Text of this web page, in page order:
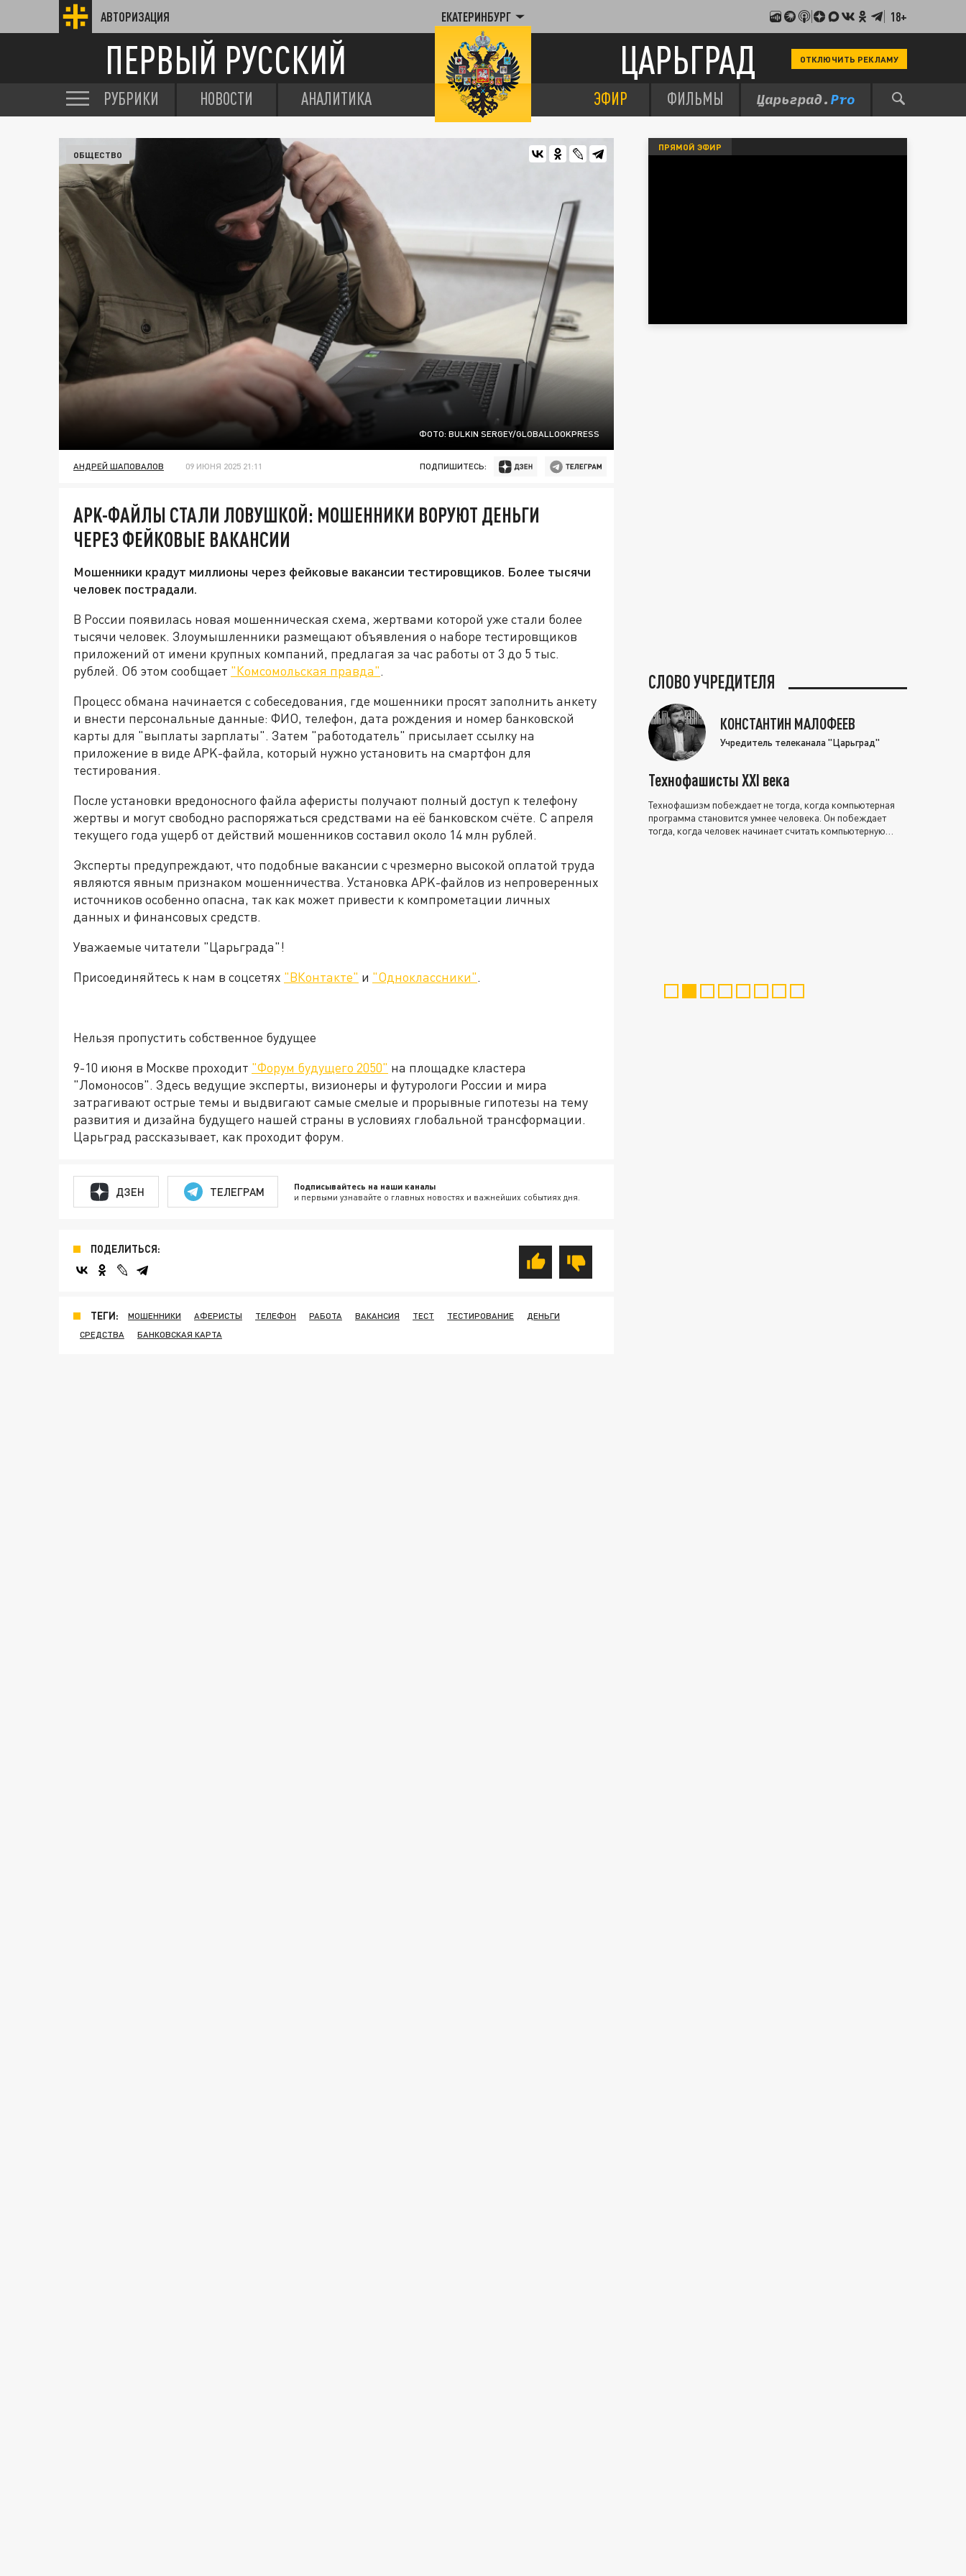
АВТОРИЗАЦИЯ ЕКАТЕРИНБУРГ 18+
ПЕРВЫЙ РУССКИЙ ЦАРЬГРАД ОТКЛЮЧИТЬ РЕКЛАМУ
РУБРИКИ НОВОСТИ АНАЛИТИКА ЭФИР ФИЛЬМЫ
ФОТО: BULKIN SERGEY/GLOBALLOOKPRESS
ОБЩЕСТВО
АНДРЕЙ ШАПОВАЛОВ 09 ИЮНЯ 2025 21:11 ПОДПИШИТЕСЬ:
APK-ФАЙЛЫ СТАЛИ ЛОВУШКОЙ: МОШЕННИКИ ВОРУЮТ ДЕНЬГИ
ЧЕРЕЗ ФЕЙКОВЫЕ ВАКАНСИИ
Мошенники крадут миллионы через фейковые вакансии тестировщиков. Более тысячи
человек пострадали.
В России появилась новая мошенническая схема, жертвами которой уже стали более
тысячи человек. Злоумышленники размещают объявления о наборе тестировщиков
приложений от имени крупных компаний, предлагая за час работы от 3 до 5 тыс.
рублей. Об этом сообщает "Комсомольская правда".
Процесс обмана начинается с собеседования, где мошенники просят заполнить анкету
и внести персональные данные: ФИО, телефон, дата рождения и номер банковской
карты для "выплаты зарплаты". Затем "работодатель" присылает ссылку на
приложение в виде APK-файла, который нужно установить на смартфон для
тестирования.
После установки вредоносного файла аферисты получают полный доступ к телефону
жертвы и могут свободно распоряжаться средствами на её банковском счёте. С апреля
текущего года ущерб от действий мошенников составил около 14 млн рублей.
Эксперты предупреждают, что подобные вакансии с чрезмерно высокой оплатой труда
являются явным признаком мошенничества. Установка APK-файлов из непроверенных
источников особенно опасна, так как может привести к компрометации личных
данных и финансовых средств.
Уважаемые читатели "Царьграда"!
Присоединяйтесь к нам в соцсетях "ВКонтакте" и "Одноклассники".
Нельзя пропустить собственное будущее
9-10 июня в Москве проходит "Форум будущего 2050" на площадке кластера
"Ломоносов". Здесь ведущие эксперты, визионеры и футурологи России и мира
затрагивают острые темы и выдвигают самые смелые и прорывные гипотезы на тему
развития и дизайна будущего нашей страны в условиях глобальной трансформации.
Царьград рассказывает, как проходит форум.
ДЗЕН ТЕЛЕГРАМ Подписывайтесь на наши каналы
и первыми узнавайте о главных новостях и важнейших событиях дня.
ПОДЕЛИТЬСЯ:
ТЕГИ: МОШЕННИКИ АФЕРИСТЫ ТЕЛЕФОН РАБОТА ВАКАНСИЯ ТЕСТ ТЕСТИРОВАНИЕ
ДЕНЬГИ
СРЕДСТВА
БАНКОВСКАЯ КАРТА
ПРЯМОЙ ЭФИР
СЛОВО УЧРЕДИТЕЛЯ
КОНСТАНТИН МАЛОФЕЕВ
Учредитель телеканала "Царьград"
Технофашисты XXI века
Технофашизм побеждает не тогда, когда компьютерная
программа становится умнее человека. Он побеждает
тогда, когда человек начинает считать компьютерную